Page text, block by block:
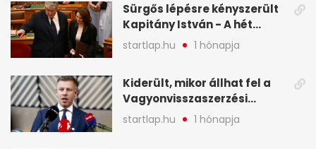
Sürgős lépésre kényszerült
Kapitány István - A hét
legfontosabb hírei
képekben
startlap.hu 1 hónapja
Kiderült, mikor állhat fel a
Vagyonvisszaszerzési
Hivatal - A hét legfontosabb
hírei képekben
startlap.hu 1 hónapja